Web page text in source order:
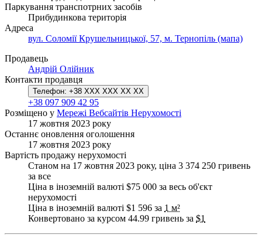
Паркування транспотрних засобів
Прибудинкова територія
Адреса
вул. Соломії Крушельницької, 57, м. Тернопіль (мапа)
Продавець
Андрій Олійник
Контакти продавця
Телефон: +38 XXX XXX XX XX
+38 097 909 42 95
Розміщено у Мережі Вебсайтів Нерухомості
17 жовтня 2023 року
Останнє оновлення оголошення
17 жовтня 2023 року
Вартість продажу нерухомості
Станом на 17 жовтня 2023 року, ціна 3 374 250 гривень
за все
Ціна в іноземній валюті $75 000 за весь об'єкт
нерухомості
Ціна в іноземній валюті $1 596 за 1 м²
Конвертовано за курсом 44.99 гривень за $1